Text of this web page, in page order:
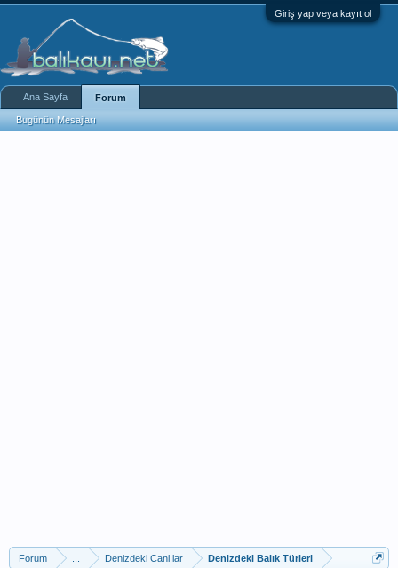
Giriş yap veya kayıt ol
Forum Denizdeki Canlılar Denizdeki Balık Türleri
Ana Sayfa Forum
Bugünün Mesajları